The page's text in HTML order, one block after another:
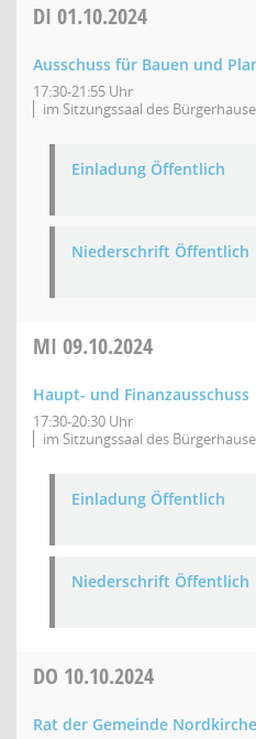
DI 01.10.2024
Ausschuss für Bauen und
17:30-21:55 Uhr
im Sitzungssaal des
Einladung Öffentlich
Niederschrift Öffentlich
MI 09.10.2024
Haupt- und Finanzausschuss
17:30-20:30 Uhr
im Sitzungssaal des
Einladung Öffentlich
Niederschrift Öffentlich
DO 10.10.2024
Rat der Gemeinde